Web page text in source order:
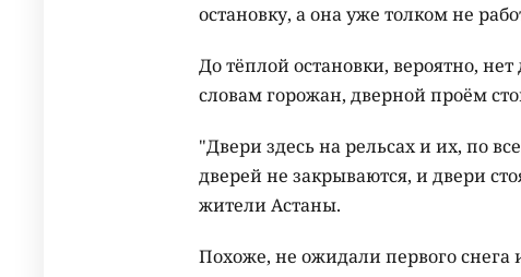
остановку, а она уже толком не
До тёплой остановки, вероятно,
словам горожан, дверной проём
"Двери здесь на рельсах и их, по
дверей не закрываются, и двери
жители Астаны.
Похоже, не ожидали первого снега